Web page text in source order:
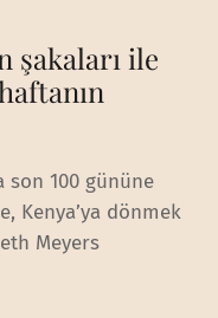
şakaları ile
son 100 gününe
Kenya’ya dönmek
Meyers